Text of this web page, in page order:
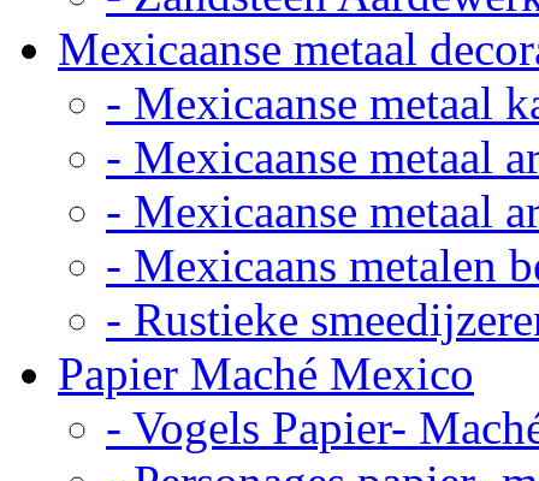
Mexicaanse metaal
- Mexicaanse metaal
- Mexicaanse metaal
- Mexicaanse metaal
- Mexicaans metalen
- Rustieke
Papier Maché Mexico
- Vogels Papier-